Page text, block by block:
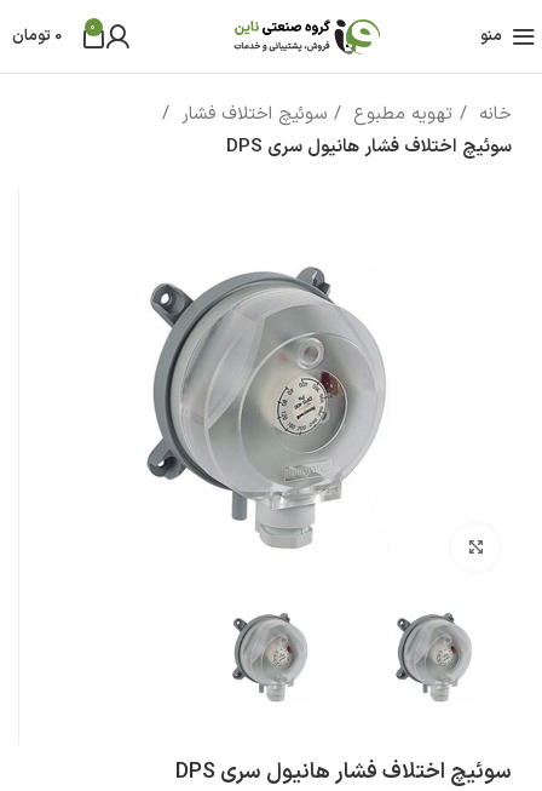
منو 0
0 تومان
خانه تهویه مطبوع
سوئیچ اختلاف فشار
سوئیچ اختلاف فشار هانیول سری DPS
سوئیچ اختلاف فشار هانیول سری DPS